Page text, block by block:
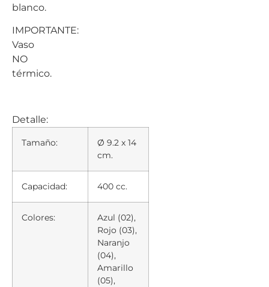
blanco.
IMPORTANTE:
Vaso
NO
térmico.
Detalle:
Tamaño:
Ø 9.2 x 14
cm.
Capacidad: 400 cc.
Colores:
Azul (02),
Rojo (03),
Naranjo
(04),
Amarillo
(05),